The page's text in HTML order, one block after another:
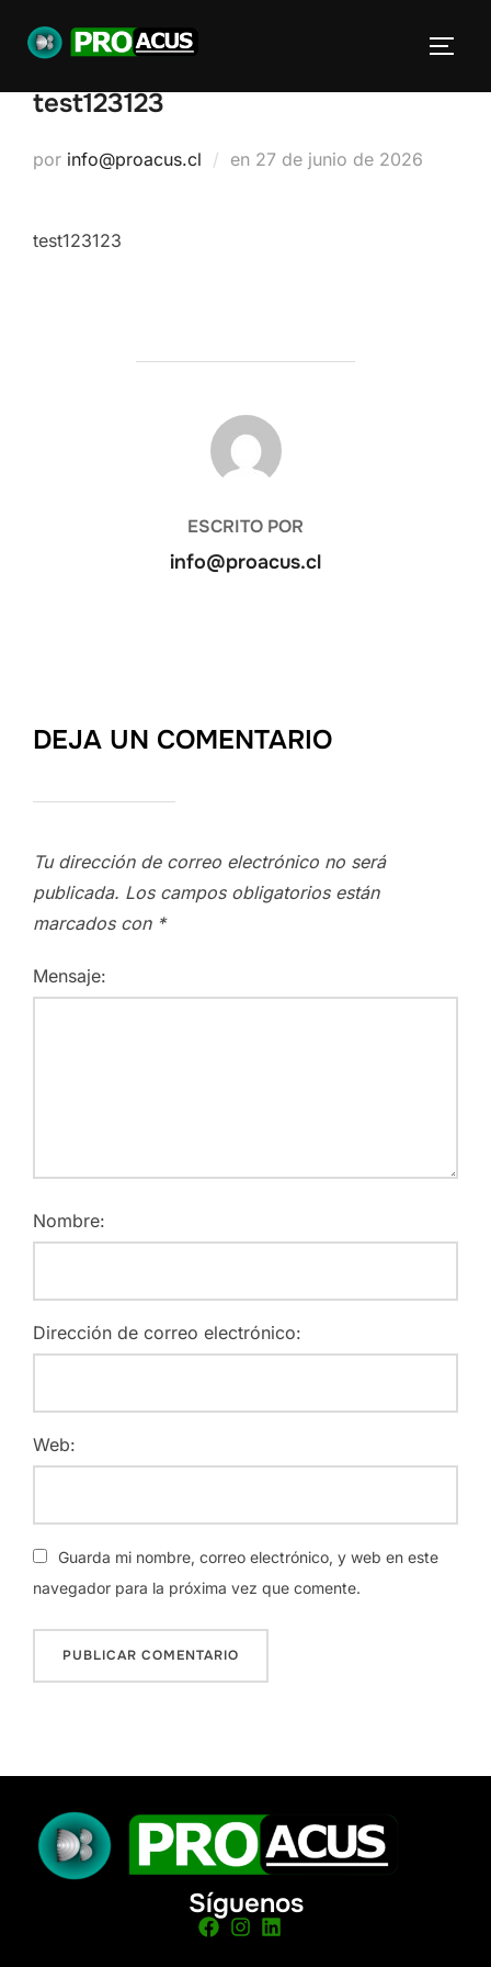
test123123
por info@proacus.cl en 27 de junio de 2026
test123123
AUTOR DE LA ENTRADA
ESCRITO POR
info@proacus.cl
DEJA UN COMENTARIO
Tu dirección de correo electrónico no será
publicada. Los campos obligatorios están
marcados con *
Mensaje:
Nombre:
Dirección de correo electrónico:
Web:
Guarda mi nombre, correo electrónico, y web en este
navegador para la próxima vez que comente.
Síguenos